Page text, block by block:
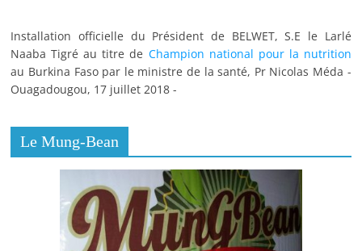
Installation officielle du Président de BELWET, S.E le Larlé
Naaba Tigré au titre de Champion national pour la nutrition
au Burkina Faso par le ministre de la santé, Pr Nicolas Méda -
Ouagadougou, 17 juillet 2018 -
Le Mung-Bean